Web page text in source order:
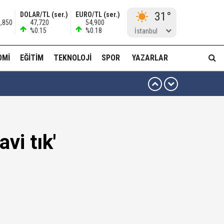
DOLAR/TL (ser.)
47,720
%0.15
EURO/TL (ser.)
54,900
%0.18
31°
İstanbul
EĞITIM TEKNOLOJI SPOR YAZARLAR
oradan alırım…'
düzenli para göndermiş!
edilmeye razıyım'
tık'